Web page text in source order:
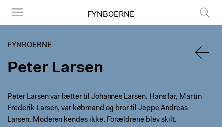
FYNBOERNE
FYNBOERNE
Peter Larsen
Peter Larsen var fætter til Johannes Larsen. Hans far, Martin
Frederik Larsen, var købmand og bror til Jeppe Andreas
Larsen. Moderen kendes ikke. Forældrene blev skilt.